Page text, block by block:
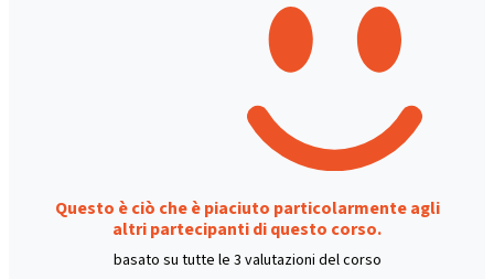
Questo è ciò che è piaciuto particolarmente agli
altri partecipanti di questo corso.
basato su tutte le 3 valutazioni del corso